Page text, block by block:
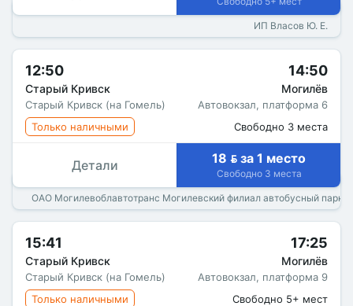
ИП Власов Ю. Е.
12:50
Старый Кривск
Старый Кривск (на Гомель)
14:50
Могилёв
Автовокзал, платформа 6
Только наличными
Свободно 3 места
Детали 18  за 1 место
Свободно 3 места
ОАО Могилевоблавтотранс Могилевский филиал автобусный парк
15:41
Старый Кривск
Старый Кривск (на Гомель)
17:25
Могилёв
Автовокзал, платформа 9
Только наличными
Свободно 5+ мест